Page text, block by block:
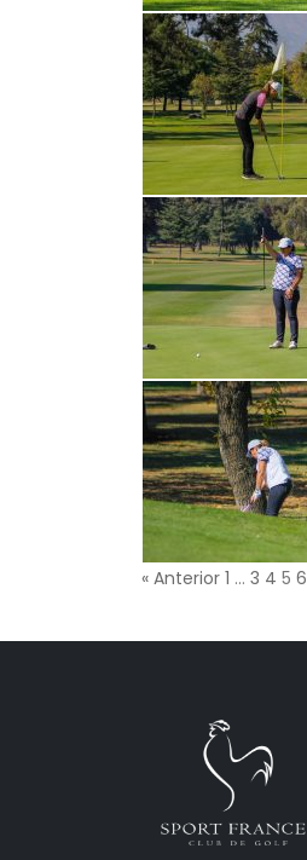
« Anterior 1 … 3 4 5 6